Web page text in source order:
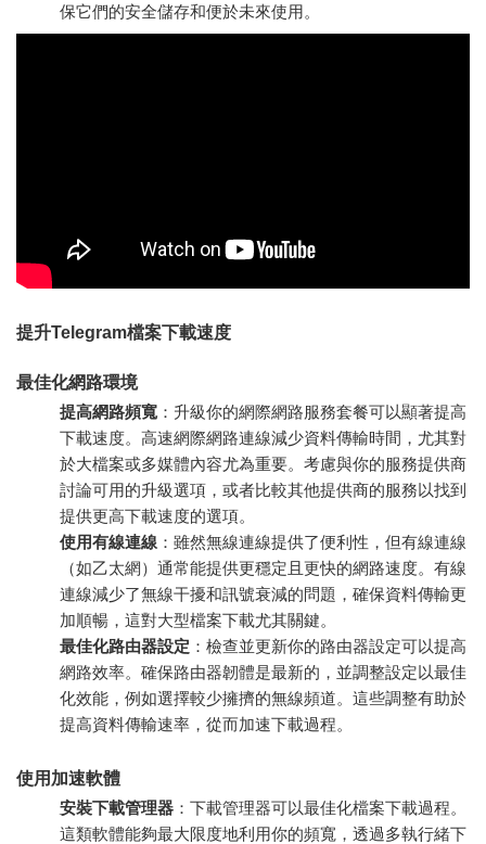
保它們的安全儲存和便於未來使用。
提升Telegram檔案下載速度
最佳化網路環境
提高網路頻寬 ：升級你的網際網路服務套餐可以顯著提高
下載速度。高速網際網路連線減少資料傳輸時間，尤其對
於大檔案或多媒體內容尤為重要。考慮與你的服務提供商
討論可用的升級選項，或者比較其他提供商的服務以找到
提供更高下載速度的選項。
使用有線連線 ：雖然無線連線提供了便利性，但有線連線
（如乙太網）通常能提供更穩定且更快的網路速度。有線
連線減少了無線干擾和訊號衰減的問題，確保資料傳輸更
加順暢，這對大型檔案下載尤其關鍵。
最佳化路由器設定 ：檢查並更新你的路由器設定可以提高
網路效率。確保路由器韌體是最新的，並調整設定以最佳
化效能，例如選擇較少擁擠的無線頻道。這些調整有助於
提高資料傳輸速率，從而加速下載過程。
使用加速軟體
安裝下載管理器 ：下載管理器可以最佳化檔案下載過程。
這類軟體能夠最大限度地利用你的頻寬，透過多執行緒下